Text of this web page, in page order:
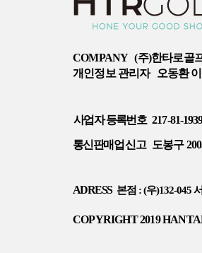
COMPANY (주)한타로골
개인정보 관리자
오동환
사업자 등록번호 217-81-
통신판매업 신고 도봉구
ADRESS 본점 : (우)132-045
COPYRIGHT 2019